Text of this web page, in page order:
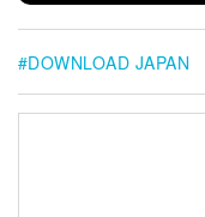
DOWNLOAD JAPAN